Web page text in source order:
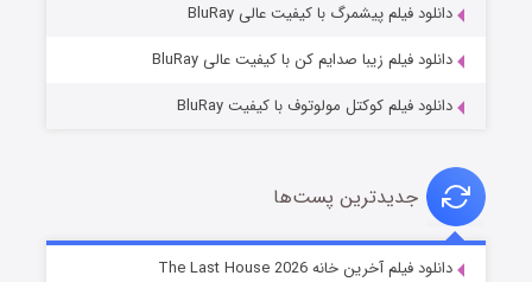
خاندان اژدها فصل ۳
دانلود فیلم پیشمرگ با کیفیت عالی BluRay
دانلود فیلم زیبا صدایم کن با کیفیت عالی BluRay
دانلود فیلم کوکتل مولوتوف با کیفیت BluRay
جدیدترین پست‌ها
دانلود فیلم آخرین خانه The Last House 2026